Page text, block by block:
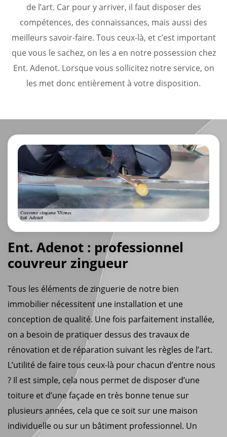
de l’art. Car pour y arriver, il faut disposer des
compétences, des connaissances, mais aussi des
meilleurs savoir-faire. Tous ceux-là, et c’est important
que vous le sachez, on les a en notre possession chez
Ent. Adenot. Lorsque vous sollicitez notre service, on
les met donc entièrement à votre disposition.
Ent. Adenot : professionnel
couvreur zingueur
Tous les éléments de zinguerie de notre bien
immobilier nécessitent une installation et une
conception de qualité. Une fois parfaitement installée,
on a besoin de pratiquer dessus des travaux de
rénovation et de réparation suivant les règles de l’art.
L’utilité de faire tous ceux-là pour chacun d’entre nous
? Il est simple, cela nous permet de disposer d’une
toiture et d’une façade en très bonne tenue sur
plusieurs années, cela que ce soit sur une maison
individuelle ou sur un bâtiment professionnel. Un